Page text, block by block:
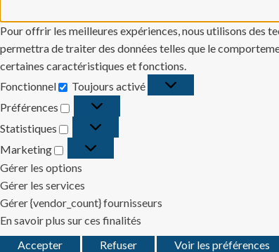
Pour offrir les meilleures expériences, nous utilisons des
permettra de traiter des données telles que le
certaines caractéristiques et fonctions.
Fonctionnel
Fonctionnel
Toujours activé
Préférences
Préférences
Statistiques
Statistiques
Marketing
Marketing
Gérer les options
Gérer les services
Gérer {vendor_count} fournisseurs
En savoir plus sur ces finalités
Accepter
Refuser Voir les préférences